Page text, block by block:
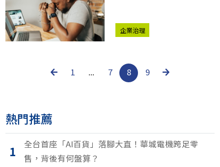
企業治理
1 ... 7 8 9
熱門推薦
1
全台首座「AI百貨」落腳大直！華城電機跨足零
售，背後有何盤算？